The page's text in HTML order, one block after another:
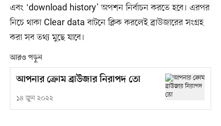
এবং ‘download history’ অপশন নির্বাচন করতে হবে। এরপর
নিচে থাকা Clear data বাটনে ক্লিক করলেই ব্রাউজারের সংগ্রহ
করা সব তথ্য মুছে যাবে।
আরও পড়ুন
আপনার ক্রোম ব্রাউজার নিরাপদ তো
১৪ জুন ২০২২